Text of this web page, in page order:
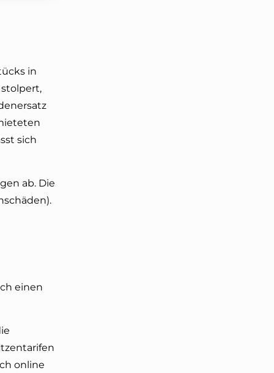
in
sich
ab. Die
einen
online